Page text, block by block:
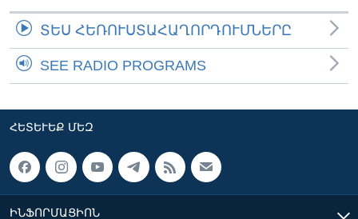
ՏԵՍ ՀԵՌՈՒՍՏԱՀԱՂՈՐԴՈՒՄՆԵՐԸ
SEE RADIO PROGRAMS
ՀԵՏԵՒԵՔ ՄԵԶ
ԻՆՖՈՐՄԱՑԻՈՆ